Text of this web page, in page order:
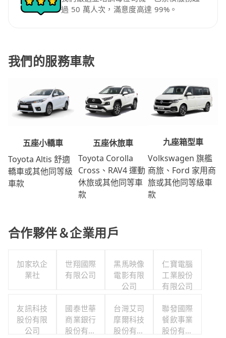
過 50 萬人次，滿意度高達 99%。
我們的服務車款
五座小轎車
Toyota Altis 舒適
轎車或其他同等級
車款
五座休旅車
Toyota Corolla
Cross、RAV4 運動
休旅或其他同等車
款
九座箱型車
Volkswagen 旗艦
商旅、Ford 家用商
旅或其他同等級車
款
合作夥伴＆企業用戶
加家玖企
業社
世翔國際
有限公司
黑馬映像
電影有限
公司
仁寶電腦
工業股份
有限公司
友訊科技
股份有限
公司
國泰世華
商業銀行
股份有限
台灣艾司
摩爾科技
股份有限
聯發國際
餐飲事業
股份有限